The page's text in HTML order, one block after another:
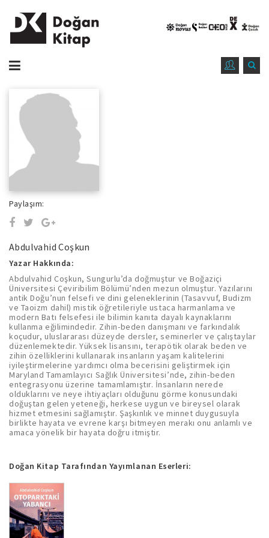
Paylaşım:
Abdulvahid Coşkun
Yazar Hakkında:
Abdulvahid Coşkun, Sungurlu’da doğmuştur ve Boğaziçi
Üniversitesi Çeviribilim Bölümü’nden mezun olmuştur. Yazılarını
antik Doğu’nun felsefi ve dini geleneklerinin (Tasavvuf, Budizm
ve Taoizm dahil) mistik öğretileriyle ustaca harmanlama ve
modern Batı felsefesi ile bilimin kanıta dayalı kaynaklarını
kullanma eğilimindedir. Zihin-beden danışmanı ve farkındalık
koçudur, uluslararası düzeyde dersler, seminerler ve çalıştaylar
düzenlemektedir. Yüksek lisansını, terapötik olarak beden ve
zihin özelliklerini kullanarak insanların yaşam kalitelerini
iyileştirmelerine yardımcı olma becerisini geliştirmek için
Maryland Tamamlayıcı Sağlık Üniversitesi’nde, zihin-beden
entegrasyonu üzerine tamamlamıştır. İnsanların nerede
olduklarını ve neye ihtiyaçları olduğunu görme konusundaki
doğuştan gelen yeteneği, herkese uygun ve bireysel olarak
hizmet etmesini sağlamıştır. Şaşkınlık ve minnet duygusuyla
birlikte hayata ve evrene karşı bitmeyen merakı onu anlamlı ve
amaca yönelik bir hayata doğru itmiştir.
Doğan Kitap Tarafından Yayımlanan Eserleri: